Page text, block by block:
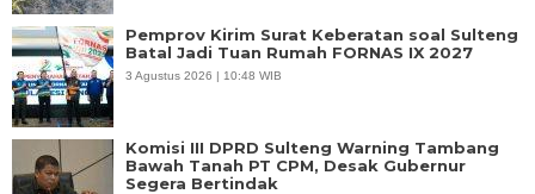
Pemprov Kirim Surat Keberatan soal Sulteng
Batal Jadi Tuan Rumah FORNAS IX 2027
3 Agustus 2026 | 10:48 WIB
Komisi III DPRD Sulteng Warning Tambang
Bawah Tanah PT CPM, Desak Gubernur
Segera Bertindak